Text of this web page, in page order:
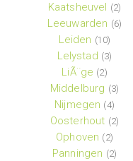
Kaatsheuvel (2)
Leeuwarden (6)
Leiden (10)
Lelystad (3)
LiÃ¨ge (2)
Middelburg (3)
Nijmegen (4)
Oosterhout (2)
Ophoven (2)
Panningen (2)